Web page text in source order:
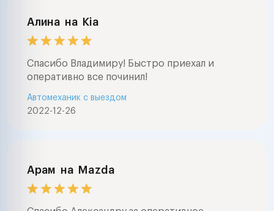
Алина на Kia
Спасибо Владимиру! Быстро приехал и
оперативно все починил!
2022-12-26
Автомеханик с выездом
Арам на Mazda